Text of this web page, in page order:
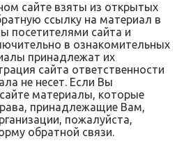
сайте взяты из открытых
ссылку на материал в
посетителями сайта и
в ознакомительных
принадлежат их
сайта ответственности
не несет. Если Вы
материалы, которые
принадлежащие Вам,
пожалуйста,
обратной связи.